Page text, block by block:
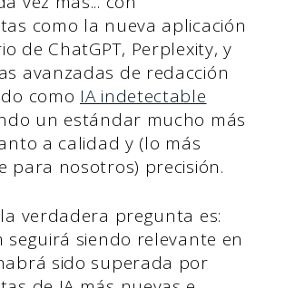
como la nueva aplicación
de ChatGPT, Perplexity, y
avanzadas de redacción
como IA indetectable
un estándar mucho más
a calidad y (lo más
para nosotros) precisión.
verdadera pregunta es:
seguirá siendo relevante en
sido superada por